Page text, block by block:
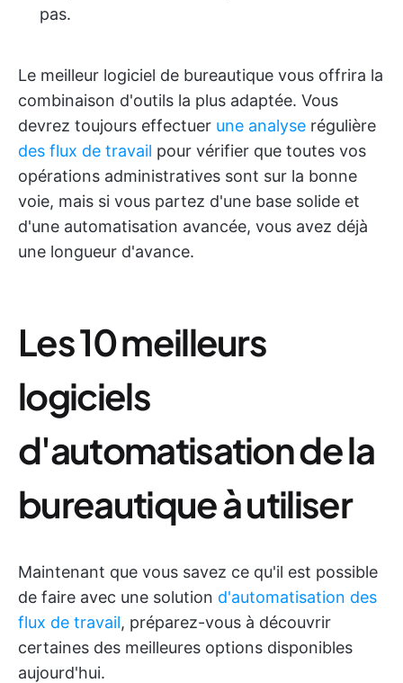
pas.
Le meilleur logiciel de bureautique vous offrira la
combinaison d'outils la plus adaptée. Vous
devrez toujours effectuer une analyse régulière
des flux de travail pour vérifier que toutes vos
opérations administratives sont sur la bonne
voie, mais si vous partez d'une base solide et
d'une automatisation avancée, vous avez déjà
une longueur d'avance.
Les 10 meilleurs
logiciels
d'automatisation de la
bureautique à utiliser
Maintenant que vous savez ce qu'il est possible
de faire avec une solution d'automatisation des
flux de travail, préparez-vous à découvrir
certaines des meilleures options disponibles
aujourd'hui.